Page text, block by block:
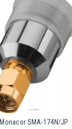
Monacor SMA-174N/JP